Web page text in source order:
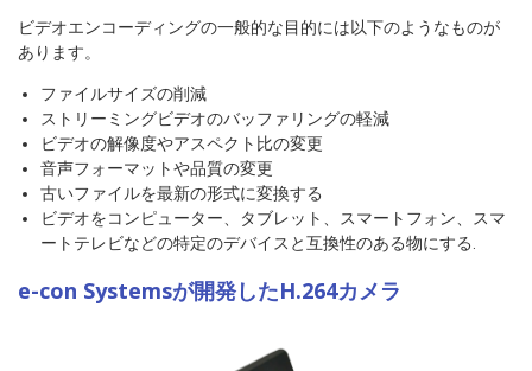
ビデオエンコーディングの一般的な目的には以下のようなものが
あります。
ファイルサイズの削減
ストリーミングビデオのバッファリングの軽減
ビデオの解像度やアスペクト比の変更
音声フォーマットや品質の変更
古いファイルを最新の形式に変換する
ビデオをコンピューター、タブレット、スマートフォン、スマ
ートテレビなどの特定のデバイスと互換性のある物にする.
e-con Systemsが開発したH.264カメラ